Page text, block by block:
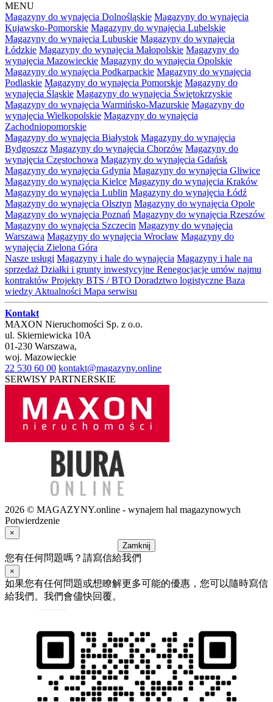
MENU
Magazyny do wynajęcia Dolnośląskie Magazyny do wynajęcia
Kujawsko-Pomorskie Magazyny do wynajęcia Lubelskie
Magazyny do wynajęcia Lubuskie Magazyny do wynajęcia
Łódzkie Magazyny do wynajęcia Małopolskie Magazyny do
wynajęcia Mazowieckie Magazyny do wynajęcia Opolskie
Magazyny do wynajęcia Podkarpackie Magazyny do wynajęcia
Podlaskie Magazyny do wynajęcia Pomorskie Magazyny do
wynajęcia Śląskie Magazyny do wynajęcia Świętokrzyskie
Magazyny do wynajęcia Warmińsko-Mazurskie Magazyny do
wynajęcia Wielkopolskie Magazyny do wynajęcia
Zachodniopomorskie
Magazyny do wynajęcia Białystok Magazyny do wynajęcia
Bydgoszcz Magazyny do wynajęcia Chorzów Magazyny do
wynajęcia Częstochowa Magazyny do wynajęcia Gdańsk
Magazyny do wynajęcia Gdynia Magazyny do wynajęcia Gliwice
Magazyny do wynajęcia Kielce Magazyny do wynajęcia Kraków
Magazyny do wynajęcia Lublin Magazyny do wynajęcia Łódź
Magazyny do wynajęcia Olsztyn Magazyny do wynajęcia Opole
Magazyny do wynajęcia Poznań Magazyny do wynajęcia Rzeszów
Magazyny do wynajęcia Szczecin Magazyny do wynajęcia
Warszawa Magazyny do wynajęcia Wrocław Magazyny do
wynajęcia Zielona Góra
Nasze usługi Magazyny i hale do wynajęcia Magazyny i hale na
sprzedaż Działki i grunty inwestycyjne Renegocjacje umów najmu
kontraktów Projekty BTS / BTO Doradztwo logistyczne Baza
wiedzy Aktualności Mapa serwisu
Kontakt
MAXON Nieruchomości Sp. z o.o.
ul. Skierniewicka 10A
01-230 Warszawa,
woj. Mazowieckie
22 530 60 00 kontakt@magazyny.online
SERWISY PARTNERSKIE
2026 © MAGAZYNY.online - wynajem hal magazynowych
Potwierdzenie
×
Zamknij
您有任何問題嗎？請寫信給我們
×
如果您有任何問題或想瞭解更多可能的優惠，您可以隨時寫信
給我們。我們會儘快回覆。